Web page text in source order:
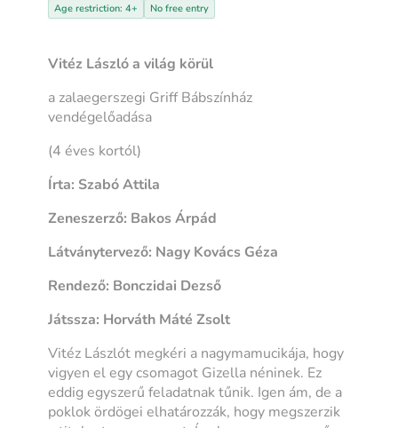
Age restriction: 4+ No free entry
Vitéz László a világ körül
a zalaegerszegi Griff Bábszínház
vendégelőadása
(4 éves kortól)
Írta: Szabó Attila
Zeneszerző: Bakos Árpád
Látványtervező: Nagy Kovács Géza
Rendező: Bonczidai Dezső
Játssza: Horváth Máté Zsolt
Vitéz Lászlót megkéri a nagymamucikája, hogy
vigyen el egy csomagot Gizella néninek. Ez
eddig egyszerű feladatnak tűnik. Igen ám, de a
poklok ördögei elhatározzák, hogy megszerzik